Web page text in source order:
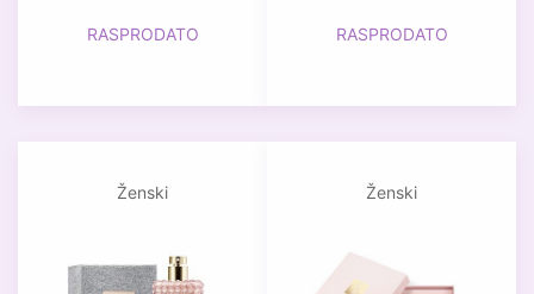
RASPRODATO RASPRODATO
Ženski Ženski